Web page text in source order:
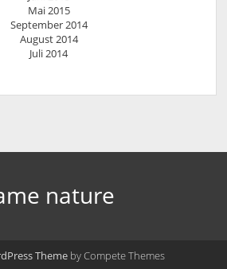
Mai 2015
September 2014
August 2014
Juli 2014
nature
Theme by Compete Themes